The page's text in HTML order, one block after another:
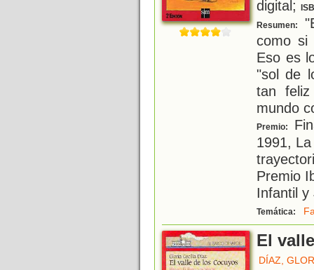
digital;
Resumen:
como si
Eso es
"sol de
tan
mundo
Premio:
1991,
Premio
Infantil y
Temática:
El
DÍAZ,